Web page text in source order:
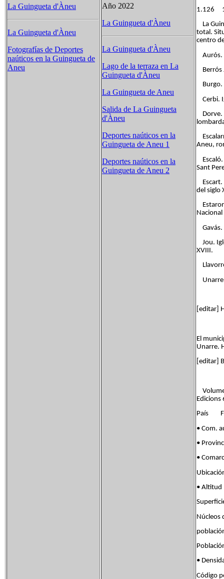
La Guingueta d'Àneu
La Guingueta d'Àneu
Fotografías de Deportes
naúticos en la Guingueta de
Aneu
Año 2022
La Guingueta d'Àneu
La Guingueta d'Àneu
Lago de la terraza en La
Guingueta d'Àneu
La Guingueta de Aneu
Salida de La Guingueta
d'Àneu
Deportes naúticos en la
Guingueta de Aneu 1
Deportes naúticos en la
Guingueta de Aneu 2
La
total.
centro
Aurós.
Berrós
Burgo.
Cerbi.
Dorve.
Aneu,
Escaló.
Sant
Escart.
del siglo
Gavás.
Jou.
XVIII.
[editar]
El
Unarre.
[editar]
País
• Com.
•
•
•
Núcleos
•
Código